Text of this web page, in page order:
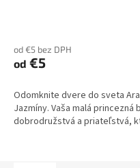
od €5 bez DPH
od €5
Odomknite dvere do sveta
Jazmíny. Vaša malá
dobrodružstvá a priateľstvá,